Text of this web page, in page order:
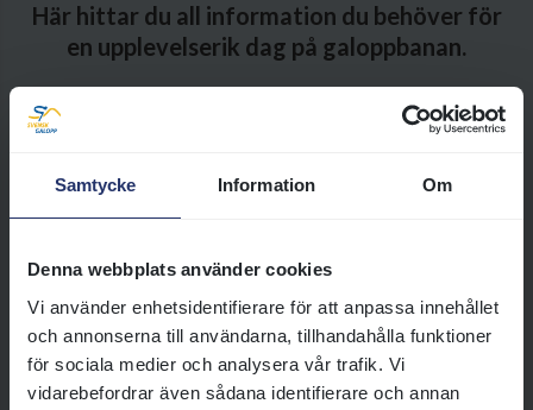
Samtycke Information Om
Denna webbplats använder cookies
Vi använder enhetsidentifierare för att anpassa innehållet
och annonserna till användarna, tillhandahålla funktioner
för sociala medier och analysera vår trafik. Vi
vidarebefordrar även sådana identifierare och annan
Här hittar du all information du behöver för
en upplevelserik dag på galoppbanan.
Inför besöket på Göteborg Galopp
Galopp – en naturskön och
Läs mer